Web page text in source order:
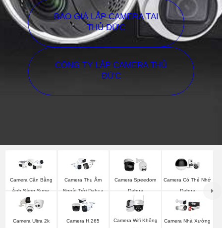
BÁO GIÁ LẮP CAMERA TẠI
THỦ ĐỨC
CÔNG TY LẮP CAMERA THỦ
ĐỨC
Camera Cân Bằng
Ánh Sáng Super
Adapt
Camera Thu Âm
Ngoài Trời Dahua
Camera Speedom
Dahua
Camera Có Thẻ Nhớ
Dahua
Camera Ultra 2k
Camera H.265
Camera Wifi Không
Camera Nhà Xưởng